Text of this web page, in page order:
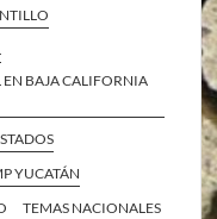
EN BAJA CALIFORNIA
YUCATÁN
TEMAS NACIONALES